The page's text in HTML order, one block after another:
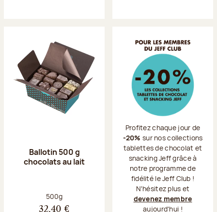
Ballotin 500 g
chocolats au lait
Poids net :
500g
32,40 €
Profitez chaque jour de
-20% sur nos collections
tablettes de chocolat et
snacking Jeff grâce à
notre programme de
fidélité le Jeff Club !
N'hésitez plus et
devenez membre
aujourd'hui !